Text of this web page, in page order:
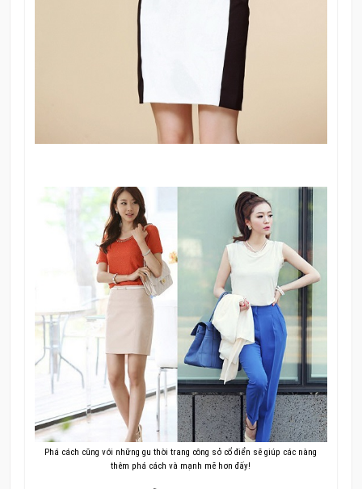
Phá cách cũng với những gu thời trang công sở cổ điển sẽ giúp các nàng
thêm phá cách và mạnh mẽ hơn đấy!